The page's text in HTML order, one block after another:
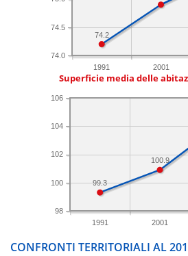
1991 2001
74.0
74.5
74.2
Superficie media delle
1991 2001
98
100
102
104
106
100.9
99.3
CONFRONTI TERRITORIALI AL